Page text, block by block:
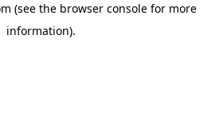
(see the browser console for more
information).